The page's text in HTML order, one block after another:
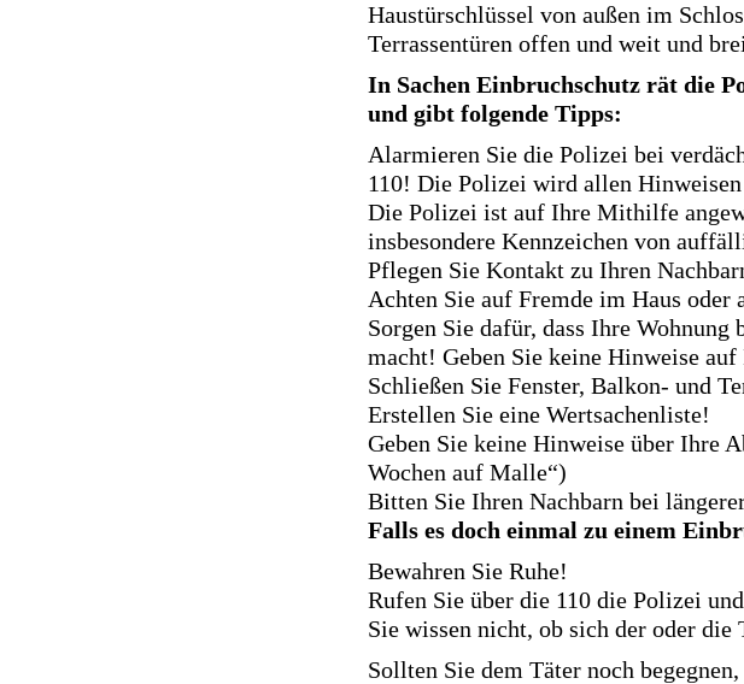
Haustürschlüssel von außen im
Terrassentüren offen und weit und
In Sachen Einbruchschutz rät die
und gibt folgende Tipps:
Alarmieren Sie die Polizei bei
110! Die Polizei wird allen
Die Polizei ist auf Ihre Mithilfe
insbesondere Kennzeichen von
Pflegen Sie Kontakt zu Ihren
Achten Sie auf Fremde im Haus oder
Sorgen Sie dafür, dass Ihre
macht! Geben Sie keine Hinweise
Schließen Sie Fenster, Balkon- und
Erstellen Sie eine Wertsachenliste!
Geben Sie keine Hinweise über Ihre
Wochen auf Malle“)
Bitten Sie Ihren Nachbarn bei
Falls es doch einmal zu einem
Bewahren Sie Ruhe!
Rufen Sie über die 110 die Polizei
Sie wissen nicht, ob sich der oder die
Sollten Sie dem Täter noch